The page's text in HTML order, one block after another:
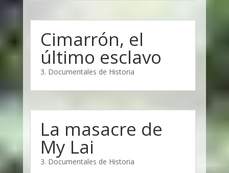
Cimarrón, el
último esclavo
3. Documentales de Historia
La masacre de
My Lai
3. Documentales de Historia